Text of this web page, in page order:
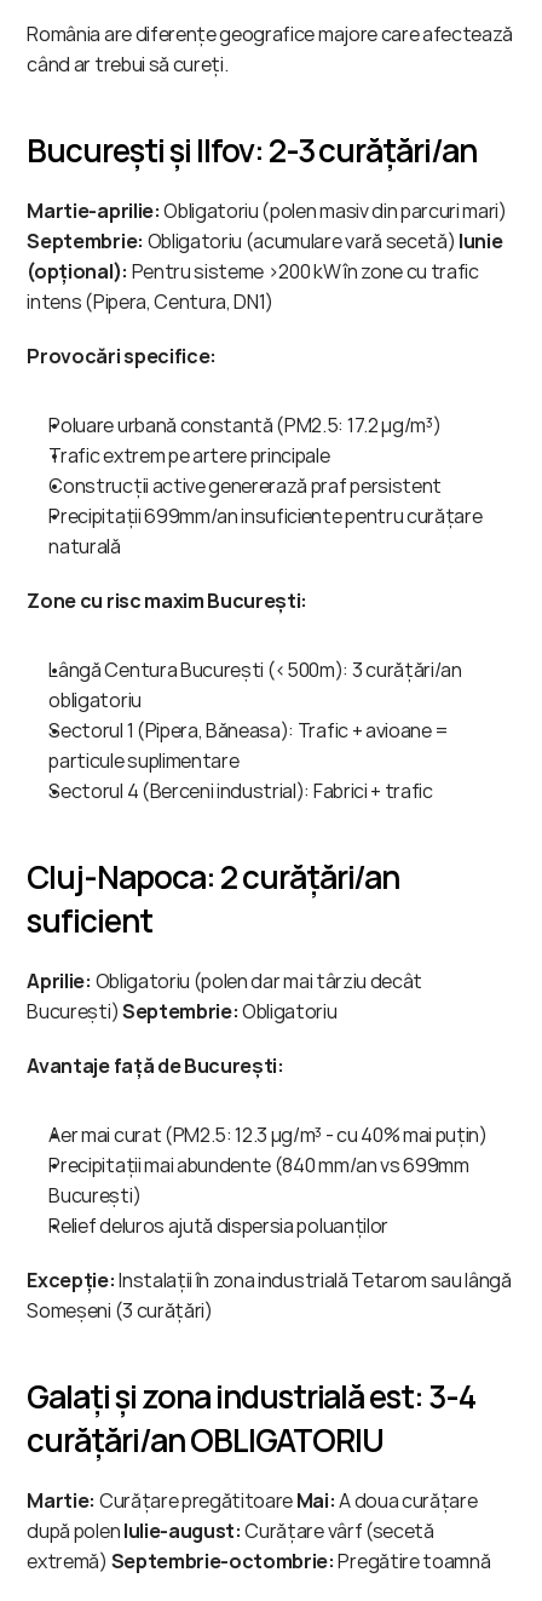
România are diferențe geografice majore care afectează
când ar trebui să cureți.
București și Ilfov: 2-3 curățări/an
Martie-aprilie:
Septembrie: Obligatoriu (acumulare vară secetă) Iunie
(opțional): Pentru sisteme >200 kW în zone cu trafic
intens (Pipera, Centura, DN1)
Provocări specifice:
Poluare urbană constantă (PM2.5: 17.2 μg/m³)
Trafic extrem pe artere principale
Construcții active genererază praf persistent
Precipitații 699mm/an insuficiente pentru curățare
naturală
Zone cu risc maxim București:
Lângă Centura București (<500m): 3 curățări/an
obligatoriu
Sectorul 1 (Pipera, Băneasa): Trafic + avioane =
particule suplimentare
Sectorul 4 (Berceni industrial): Fabrici + trafic
Cluj-Napoca: 2 curățări/an
suficient
Aprilie: Obligatoriu (polen dar mai târziu decât
București) Septembrie: Obligatoriu
Avantaje față de București:
Aer mai curat (PM2.5: 12.3 μg/m³ - cu 40% mai puțin)
Precipitații mai abundente (840 mm/an vs 699mm
București)
Relief deluros ajută dispersia poluanților
Excepție: Instalații în zona industrială Tetarom sau lângă
Someșeni (3 curățări)
Galați și zona industrială est: 3-4
curățări/an OBLIGATORIU
Martie: Curățare pregătitoare Mai: A doua curățare
după polen Iulie-august: Curățare vârf (secetă
extremă) Septembrie-octombrie: Pregătire toamnă